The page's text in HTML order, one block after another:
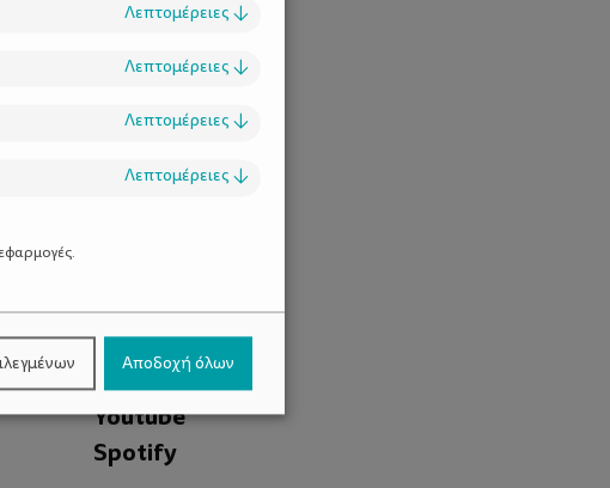
Facebook
Instagram
Youtube
Spotify
Λεπτομέρειες ↓
Λεπτομέρειες ↓
Λεπτομέρειες ↓
Λεπτομέρειες ↓
Αποδοχή όλων